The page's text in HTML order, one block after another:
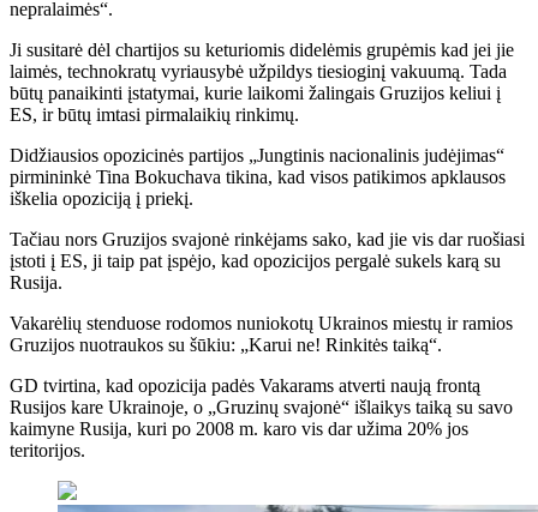
nepralaimės“.
Ji susitarė dėl chartijos su keturiomis didelėmis grupėmis kad jei jie
laimės, technokratų vyriausybė užpildys tiesioginį vakuumą. Tada
būtų panaikinti įstatymai, kurie laikomi žalingais Gruzijos keliui į
ES, ir būtų imtasi pirmalaikių rinkimų.
Didžiausios opozicinės partijos „Jungtinis nacionalinis judėjimas“
pirmininkė Tina Bokuchava tikina, kad visos patikimos apklausos
iškelia opoziciją į priekį.
Tačiau nors Gruzijos svajonė rinkėjams sako, kad jie vis dar ruošiasi
įstoti į ES, ji taip pat įspėjo, kad opozicijos pergalė sukels karą su
Rusija.
Vakarėlių stenduose rodomos nuniokotų Ukrainos miestų ir ramios
Gruzijos nuotraukos su šūkiu: „Karui ne! Rinkitės taiką“.
GD tvirtina, kad opozicija padės Vakarams atverti naują frontą
Rusijos kare Ukrainoje, o „Gruzinų svajonė“ išlaikys taiką su savo
kaimyne Rusija, kuri po 2008 m. karo vis dar užima 20% jos
teritorijos.